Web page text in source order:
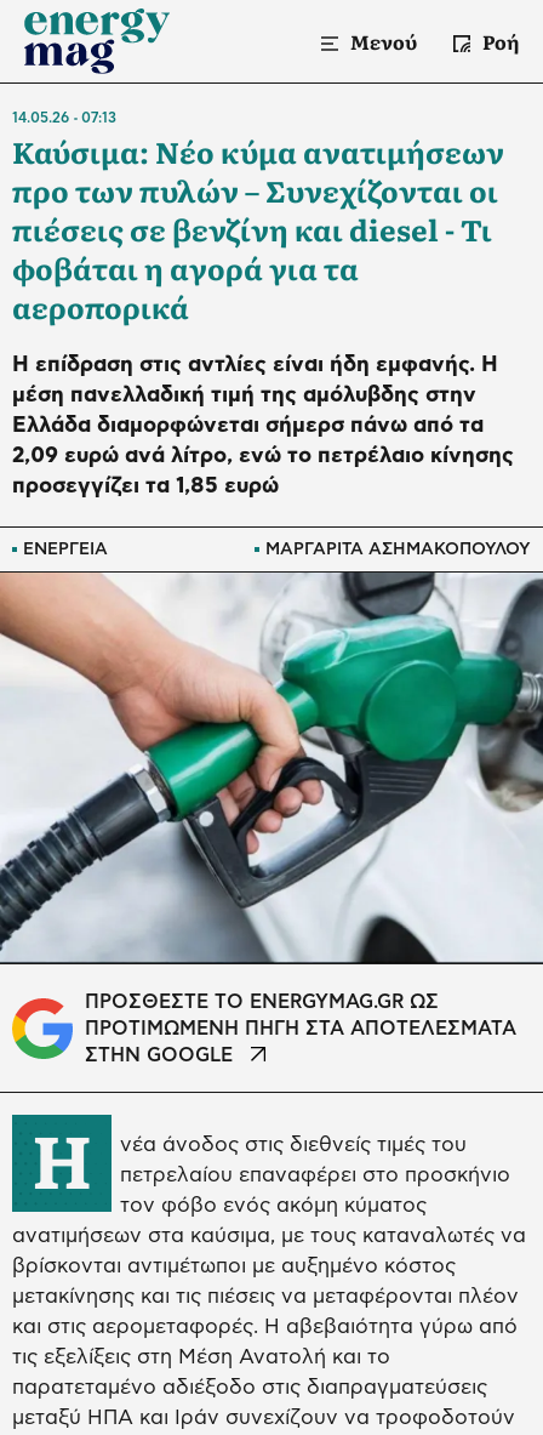
Μενού Ροή
ΕΝΕΡΓΕΙΑ ΜΑΡΓΑΡΙΤΑ ΑΣΗΜΑΚΟΠΟΥΛΟΥ
14.05.26 07:13
Καύσιμα: Νέο κύμα ανατιμήσεων
προ των πυλών – Συνεχίζονται οι
πιέσεις σε βενζίνη και diesel - Τι
φοβάται η αγορά για τα
αεροπορικά
Η επίδραση στις αντλίες είναι ήδη εμφανής. Η
μέση πανελλαδική τιμή της αμόλυβδης στην
Ελλάδα διαμορφώνεται σήμερσ πάνω από τα
2,09 ευρώ ανά λίτρο, ενώ το πετρέλαιο κίνησης
προσεγγίζει τα 1,85 ευρώ
ΠΡΟΣΘΕΣΤΕ ΤΟ ENERGYMAG.GR ΩΣ
ΠΡΟΤΙΜΩΜΕΝΗ ΠΗΓΗ ΣΤΑ ΑΠΟΤΕΛΕΣΜΑΤΑ
ΣΤΗΝ GOOGLE
Η
νέα άνοδος στις διεθνείς τιμές του
πετρελαίου επαναφέρει στο προσκήνιο
τον φόβο ενός ακόμη κύματος
ανατιμήσεων στα καύσιμα, με τους καταναλωτές να
βρίσκονται αντιμέτωποι με αυξημένο κόστος
μετακίνησης και τις πιέσεις να μεταφέρονται πλέον
και στις αερομεταφορές. Η αβεβαιότητα γύρω από
τις εξελίξεις στη Μέση Ανατολή και το
παρατεταμένο αδιέξοδο στις διαπραγματεύσεις
μεταξύ ΗΠΑ και Ιράν συνεχίζουν να τροφοδοτούν